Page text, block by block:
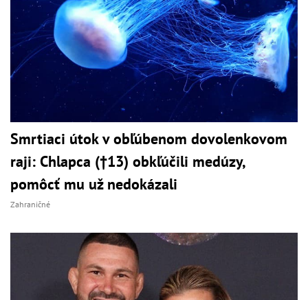
Smrtiaci útok v obľúbenom dovolenkovom
raji: Chlapca (†13) obkľúčili medúzy,
pomôcť mu už nedokázali
Zahraničné